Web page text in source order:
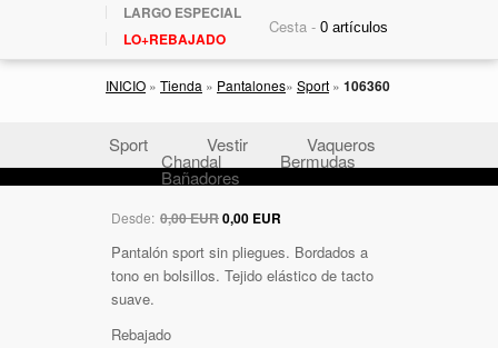
LARGO ESPECIAL
LO+REBAJADO
Cesta -
INICIO » Tienda » Pantalones» Sport » 106360
Sport Vestir Vaqueros
Chandal Bermudas
Bañadores
Desde: 0,00 EUR0,00 EUR
Pantalón sport sin pliegues. Bordados a
tono en bolsillos. Tejido elástico de tacto
suave.
Rebajado